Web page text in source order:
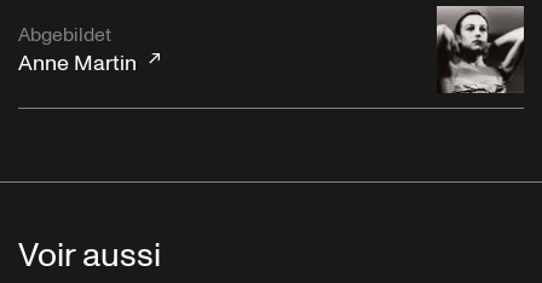
Abgebildet
Anne Martin
Voir aussi